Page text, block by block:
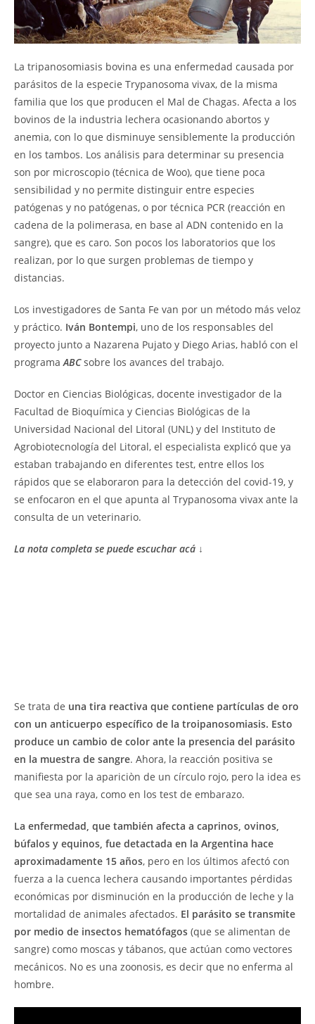
La tripanosomiasis bovina es una enfermedad causada por
parásitos de la especie Trypanosoma vivax, de la misma
familia que los que producen el Mal de Chagas. Afecta a los
bovinos de la industria lechera ocasionando abortos y
anemia, con lo que disminuye sensiblemente la producción
en los tambos. Los análisis para determinar su presencia
son por microscopio (técnica de Woo), que tiene poca
sensibilidad y no permite distinguir entre especies
patógenas y no patógenas, o por técnica PCR (reacción en
cadena de la polimerasa, en base al ADN contenido en la
sangre), que es caro. Son pocos los laboratorios que los
realizan, por lo que surgen problemas de tiempo y
distancias.
Los investigadores de Santa Fe van por un método más veloz
y práctico. Iván Bontempi, uno de los responsables del
proyecto junto a Nazarena Pujato y Diego Arias, habló con el
programaABCsobre los avances del trabajo.
Doctor en Ciencias Biológicas, docente investigador de la
Facultad de Bioquímica y Ciencias Biológicas de la
Universidad Nacional del Litoral (UNL) y del Instituto de
Agrobiotecnología del Litoral, el especialista explicó que ya
estaban trabajando en diferentes test, entre ellos los
rápidos que se elaboraron para la detección del covid-19, y
se enfocaron en el que apunta al Trypanosoma vivax ante la
consulta de un veterinario.
La nota completa se puede escuchar acá ↓
Se trata de una tira reactiva que contiene partículas de oro
con un anticuerpo específico de la troipanosomiasis. Esto
produce un cambio de color ante la presencia del parásito
en la muestra de sangre. Ahora, la reacción positiva se
manifiesta por la apariciòn de un círculo rojo, pero la idea es
que sea una raya, como en los test de embarazo.
La enfermedad, que también afecta a caprinos, ovinos,
búfalos y equinos, fue detactada en la Argentina hace
aproximadamente 15 años, pero en los últimos afectó con
fuerza a la cuenca lechera causando importantes pérdidas
económicas por disminución en la producción de leche y la
mortalidad de animales afectados. El parásito se transmite
por medio de insectos hematófagos (que se alimentan de
sangre) como moscas y tábanos, que actúan como vectores
mecánicos. No es una zoonosis, es decir que no enferma al
hombre.